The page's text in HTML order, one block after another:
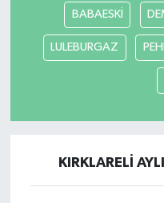
BABAESKİ
LULEBURGAZ
KIRKLARELİ